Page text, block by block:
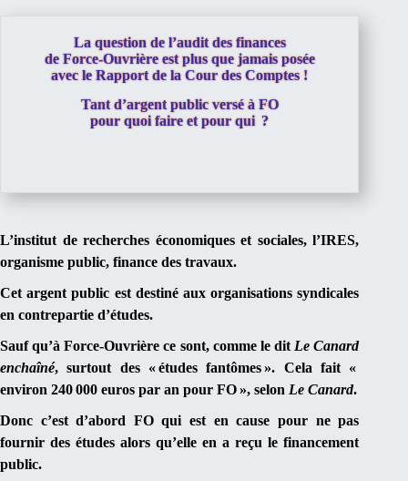
La question de l’audit des finances
de Force-Ouvrière est plus que jamais posée
avec le Rapport de la Cour des Comptes !
Tant d’argent public versé à FO
pour quoi faire et pour qui ?
L’institut de recherches économiques et sociales, l’IRES,
organisme public, finance des travaux.
Cet argent public est destiné aux organisations syndicales
en contrepartie d’études.
Sauf qu’àForce-Ouvrière ce sont, comme le dit Le Canard
enchaîné, surtout des « études fantômes ». Cela fait «
environ 240 000 euros par an pour FO», selon Le Canard.
Donc c’est d’abord FOqui est en cause pour ne pas
fournir des études alors qu’elle en a reçu le financement
public.